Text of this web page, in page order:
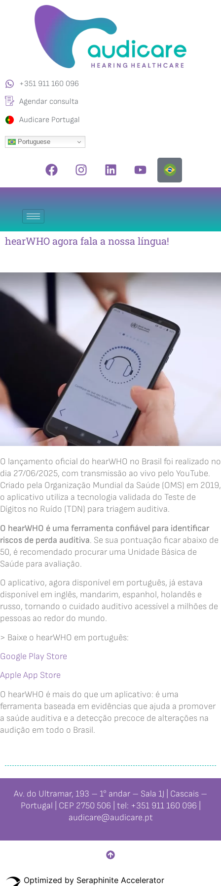
+351 911 160 096
Agendar consulta
Audicare Portugal
Portuguese
hearWHO agora fala a nossa língua!
O lançamento oficial do hearWHO no Brasil foi realizado no
dia 27/06/2025, com transmissão ao vivo pelo YouTube.
Criado pela Organização Mundial da Saúde (OMS) em 2019,
o aplicativo utiliza a tecnologia validada do Teste de
Dígitos no Ruído (TDN) para triagem auditiva.
O hearWHO é uma ferramenta confiável para identificar
riscos de perda auditiva. Se sua pontuação ficar abaixo de
50, é recomendado procurar uma Unidade Básica de
Saúde para avaliação.
O aplicativo, agora disponível em português, já estava
disponível em inglês, mandarim, espanhol, holandês e
russo, tornando o cuidado auditivo acessível a milhões de
pessoas ao redor do mundo.
> Baixe o hearWHO em português:
Google Play Store
Apple App Store
O hearWHO é mais do que um aplicativo: é uma
ferramenta baseada em evidências que ajuda a promover
a saúde auditiva e a detecção precoce de alterações na
audição em todo o Brasil.
Av. do Ultramar, 193 – 1° andar – Sala 1J | Cascais –
Portugal | CEP 2750 506 | tel: +351 911 160 096 |
audicare@audicare.pt
Optimized by Seraphinite Accelerator